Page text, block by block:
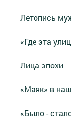
Летопись
«Где эта
Лица эпохи
«Маяк» в
«Было -